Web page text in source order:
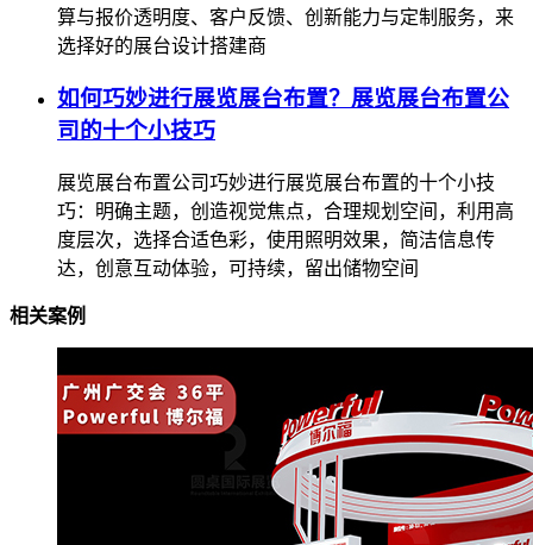
算与报价透明度、客户反馈、创新能力与定制服务，来
选择好的展台设计搭建商
如何巧妙进行展览展台布置？展览展台布置公
司的十个小技巧
展览展台布置公司巧妙进行展览展台布置的十个小技
巧：明确主题，创造视觉焦点，合理规划空间，利用高
度层次，选择合适色彩，使用照明效果，简洁信息传
达，创意互动体验，可持续，留出储物空间
相关案例